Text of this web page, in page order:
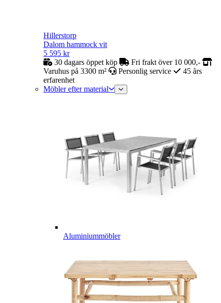
Hillerstorp
Dalom hammock vit
5 595 kr
30 dagars öppet köp
Fri frakt över 10 000,-
Varuhus på 3300 m²
Personlig service
45 års
erfarenhet
Möbler efter material
Aluminiummöbler